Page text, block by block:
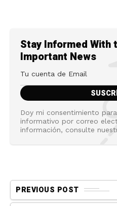
Stay Informed With
Important News
Doy mi consentimiento
informativo por correo
información, consulte
PREVIOUS POST